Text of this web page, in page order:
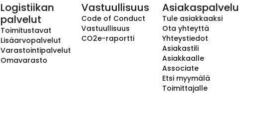
Logistiikan
palvelut
Toimitustavat
Lisäarvopalvelut
Varastointipalvelut
Omavarasto
Vastuullisuus
Code of Conduct
Vastuullisuus
CO2e-raportti
Asiakaspalvelu
Tule asiakkaaksi
Ota yhteyttä
Yhteystiedot
Asiakastili
Asiakkaalle
Associate
Etsi myymälä
Toimittajalle